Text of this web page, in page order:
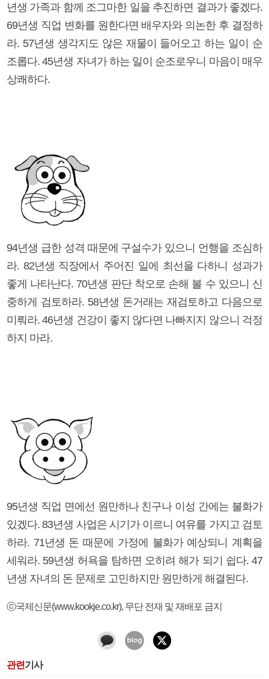
년생 가족과 함께 조그마한 일을 추진하면 결과가 좋겠다.
69년생 직업 변화를 원한다면 배우자와 의논한 후 결정하
라. 57년생 생각지도 않은 재물이 들어오고 하는 일이 순
조롭다. 45년생 자녀가 하는 일이 순조로우니 마음이 매우
상쾌하다.
94년생 급한 성격 때문에 구설수가 있으니 언행을 조심하
라. 82년생 직장에서 주어진 일에 최선을 다하니 성과가
좋게 나타난다. 70년생 판단 착오로 손해 볼 수 있으니 신
중하게 검토하라. 58년생 돈거래는 재검토하고 다음으로
미뤄라. 46년생 건강이 좋지 않다면 나빠지지 않으니 걱정
하지 마라.
95년생 직업 면에선 원만하나 친구나 이성 간에는 불화가
있겠다. 83년생 사업은 시기가 이르니 여유를 가지고 검토
하라. 71년생 돈 때문에 가정에 불화가 예상되니 계획을
세워라. 59년생 허욕을 탐하면 오히려 해가 되기 쉽다. 47
년생 자녀의 돈 문제로 고민하지만 원만하게 해결된다.
ⓒ국제신문(www.kookje.co.kr), 무단 전재 및 재배포 금지
관련기사